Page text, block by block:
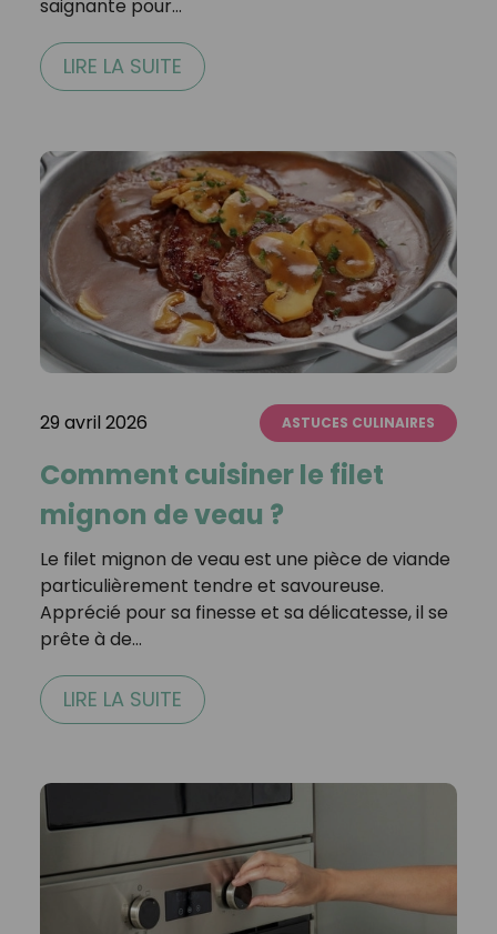
saignante pour…
LIRE LA SUITE
29 avril 2026 ASTUCES CULINAIRES
Comment cuisiner le filet
mignon de veau ?
Le filet mignon de veau est une pièce de viande
particulièrement tendre et savoureuse.
Apprécié pour sa finesse et sa délicatesse, il se
prête à de…
LIRE LA SUITE